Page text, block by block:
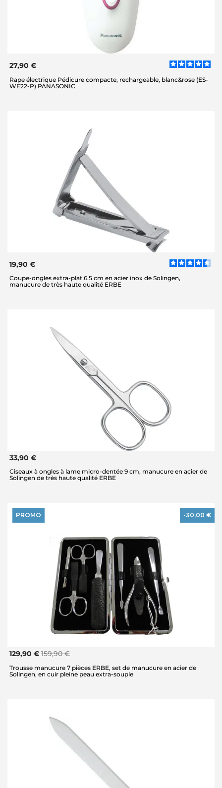
27,90 €
Rape électrique Pédicure compacte, rechargeable, blanc&rose (ES-
WE22-P) PANASONIC
19,90 €
Coupe-ongles extra-plat 6.5 cm en acier inox de Solingen,
manucure de très haute qualité ERBE
33,90 €
Ciseaux à ongles à lame micro-dentée 9 cm, manucure en acier de
Solingen de très haute qualité ERBE
PROMO -30,00 €
129,90 € 159,90 €
Trousse manucure 7 pièces ERBE, set de manucure en acier de
Solingen, en cuir pleine peau extra-souple